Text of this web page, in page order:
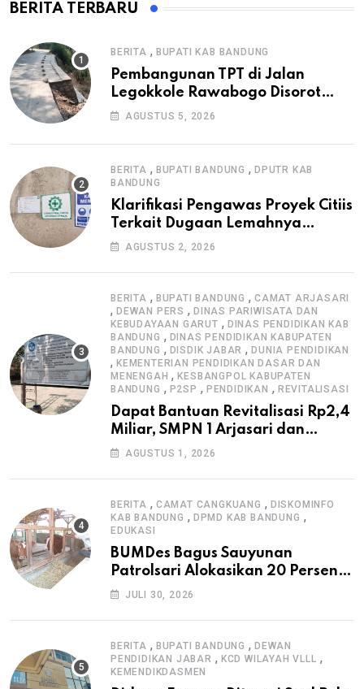
BERITA TERBARU
BERITA , BUPATI KAB BANDUNG
Pembangunan TPT di Jalan
Legokkole Rawabogo Disorot
Warga, Selesai Tanpa Papan
AGUSTUS 5, 2026
BERITA , BUPATI BANDUNG ,DPUTR KAB
BANDUNG
Klarifikasi Pengawas Proyek Citiis
Terkait Dugaan Lemahnya
Pengawasan K3
AGUSTUS 2, 2026
BERITA , BUPATI BANDUNG ,CAMAT ARJASARI
, DEWAN PERS , DINAS PARIWISATA DAN
KEBUDAYAAN GARUT , DINAS PENDIDIKAN KAB
BANDUNG , DINAS PENDIDIKAN KABUPATEN
BANDUNG , DISDIK JABAR ,DUNIA PENDIDIKAN
, KEMENTERIAN PENDIDIKAN DASAR DAN
MENENGAH ,KESBANGPOL KABUPATEN
BANDUNG , P2SP , PENDIDIKAN , REVITALISASI
Dapat Bantuan Revitalisasi Rp2,4
Miliar, SMPN 1 Arjasari dan
Masyarakat Sambut Antusias
AGUSTUS 1, 2026
BERITA , CAMAT CANGKUANG , DISKOMINFO
KAB BANDUNG , DPMD KAB BANDUNG ,
EDUKASI
BUMDes Bagus Sauyunan
Patrolsari Alokasikan 20 Persen
Dana Desa untuk Ketahanan
JULI 30, 2026
BERITA , BUPATI BANDUNG ,DEWAN
PENDIDIKAN JABAR , KCD WILAYAH VLLL ,
KEMENDIKDASMEN